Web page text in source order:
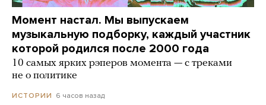
Момент настал. Мы выпускаем
музыкальную подборку, каждый участник
которой родился после 2000 года
10 самых ярких рэперов момента — с треками
не о политике
ИСТОРИИ 6 часов назад